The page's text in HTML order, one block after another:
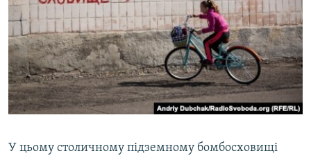
У цьому столичному підземному бомбосховищі